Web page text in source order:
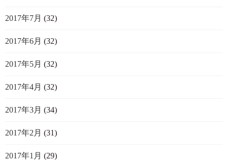
2017年7月 (32)
2017年6月 (32)
2017年5月 (32)
2017年4月 (32)
2017年3月 (34)
2017年2月 (31)
2017年1月 (29)